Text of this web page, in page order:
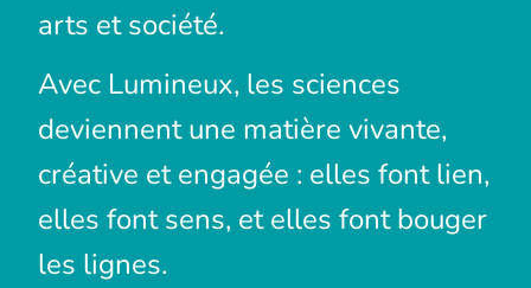
arts et société.
Avec Lumineux, les sciences
deviennent une matière vivante,
créative et engagée : elles font lien,
elles font sens, et elles font bouger
les lignes.